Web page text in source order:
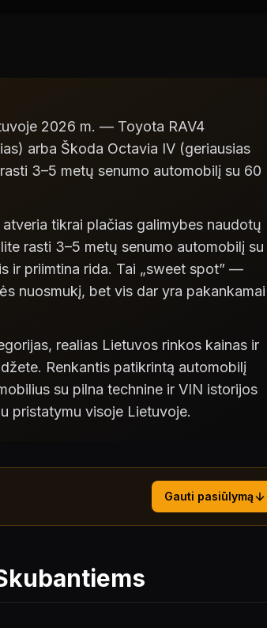
2026 m. — Toyota RAV4
arba Škoda Octavia IV (geriausias
3–5 metų senumo automobilį su 60
tikrai plačias galimybes naudotų
rasti 3–5 metų senumo automobilį su
ir priimtina rida. Tai „sweet spot” —
nuosmukį, bet vis dar yra pakankamai
realias Lietuvos rinkos kainas ir
Renkantis patikrintą automobilį
su pilna technine ir VIN istorijos
pristatymu visoje Lietuvoje.
Gauti pasiūlymą